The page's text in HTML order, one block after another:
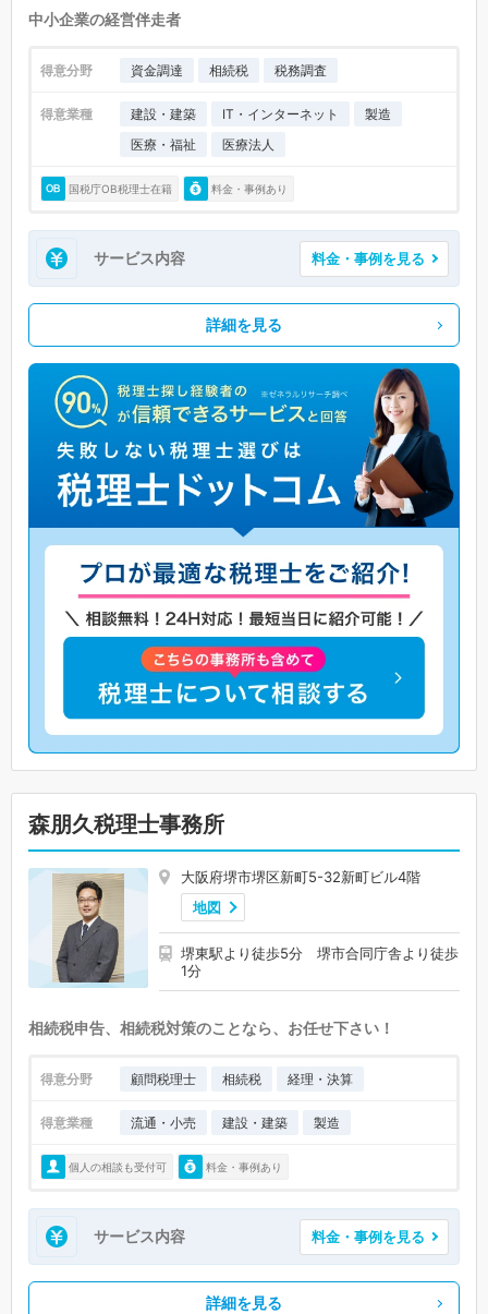
中小企業の経営伴走者
得意分野 資金調達 相続税 税務調査
得意業種 建設・建築 IT・インターネット
製造
医療・福祉
医療法人
国税庁OB税理士在籍 料金・事例あり
サービス内容 料金・事例を見る
詳細を見る
森朋久税理士事務所
大阪府堺市堺区新町5-32新町ビル4階
地図
堺東駅より徒歩5分 堺市合同庁舎より徒歩
1分
相続税申告、相続税対策のことなら、お任せ下さい！
得意分野 顧問税理士 相続税 経理・決算
得意業種 流通・小売 建設・建築 製造
個人の相談も受付可 料金・事例あり
サービス内容 料金・事例を見る
詳細を見る